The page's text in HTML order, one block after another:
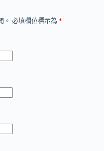
。 必填欄位標示為 *